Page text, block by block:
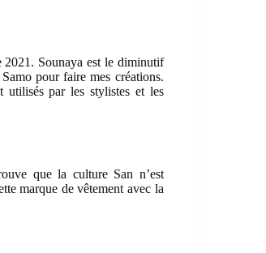
2021. Sounaya est le diminutif
pour faire mes créations.
utilisés par les stylistes et les
que la culture San n’est
marque de vêtement avec la